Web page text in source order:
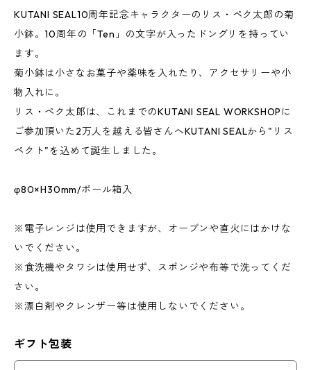
KUTANI SEAL10周年記念キャラクターのリス・ペク太郎の菊
小鉢。10周年の「Ten」の文字が入ったドングリを持ってい
ます。
菊小鉢は小さなお菓子や薬味を入れたり、アクセサリーや小
物入れに。
リス・ペク太郎は、これまでのKUTANI SEAL WORKSHOPに
ご参加頂いた2万人を越える皆さんへKUTANI SEALから"リス
ペクト"を込めて誕生しました。
φ80×H30mm/ボール箱入
※電子レンジは使用できますが、オーブンや直火にはかけな
いでください。
※食洗機やタワシは使用せず、スポンジや布等で洗ってくだ
さい。
※漂白剤やクレンザー等は使用しないでください。
ギフト包装